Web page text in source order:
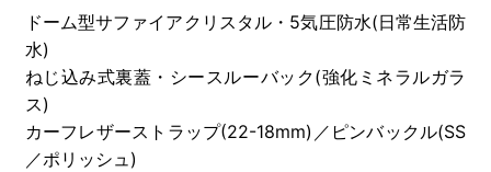
ドーム型サファイアクリスタル・5気圧防水(日常生活防
水)
ねじ込み式裏蓋・シースルーバック(強化ミネラルガラ
ス)
カーフレザーストラップ(22-18mm)／ピンバックル(SS
／ポリッシュ)